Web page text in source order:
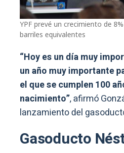
YPF prevé un crecimiento de
barriles equivalentes
“Hoy es un día muy
un año muy importante
el que se cumplen 100
nacimiento”, afirmó
lanzamiento del
Gasoducto